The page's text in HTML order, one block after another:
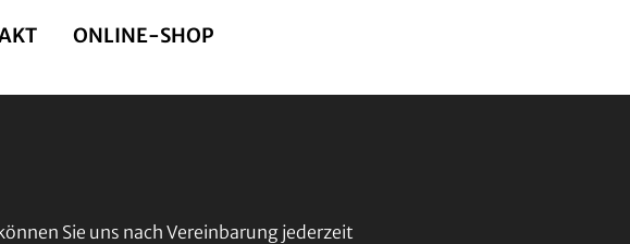
ONLINE-SHOP
Sie uns nach Vereinbarung jederzeit